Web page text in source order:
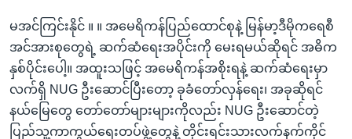
မအင်ကြင်းနိုင် ။ ။ အမေရိကန်ပြည်ထောင်စုနဲ့ မြန်မာ့ဒီမိုကရေစီ
အင်အားစုတွေရဲ့ ဆက်ဆံရေးအပိုင်းကို မေးရမယ်ဆိုရင် အဓိက
နှစ်ပိုင်းပေါ့။ အထူးသဖြင့် အမေရိကန်အစိုးရနဲ့ ဆက်ဆံရေးမှာ
လက်ရှိ NUG ဦးဆောင်ပြီး‌တော့ ခုခံ‌တော်လှန်ရေး၊ အခုဆိုရင်
နယ်မြေ‌တွေ တော်တော်များများကိုလည်း NUG ဦးဆောင်တဲ့
ပြည်သူ့ကာကွယ်‌ရေးတပ်ဖွဲ့‌တွေနဲ့ တိုင်းရင်းသားလက်နက်ကိုင်